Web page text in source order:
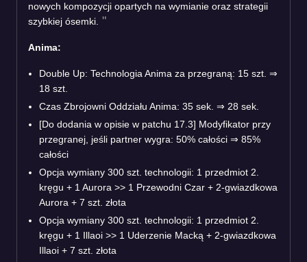
nowych kompozycji opartych na wymianie oraz strategii
szybkiej ósemki.
Anima:
Double Up: Technologia Anima za przegraną: 15 szt. ⇒
18 szt.
Czas Zbrojowni Oddziału Anima: 35 sek. ⇒ 28 sek.
[Do dodania w opisie w patchu 17.3] Modyfikator przy
przegranej, jeśli partner wygra: 50% całości ⇒ 85%
całości
Opcja wymiany 300 szt. technologii: 1 przedmiot 2.
kręgu + 1 Aurora >> 1 Przewodni Czar + 2-gwiazdkowa
Aurora + 7 szt. złota
Opcja wymiany 300 szt. technologii: 1 przedmiot 2.
kręgu + 1 Illaoi >> 1 Uderzenie Macką + 2-gwiazdkowa
Illaoi + 7 szt. złota